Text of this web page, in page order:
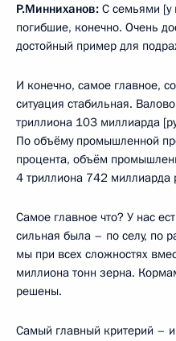
Р.Минниханов: С семьями [у
погибшие, конечно. Очень
достойный пример для
И конечно, самое главное,
ситуация стабильная.
триллиона 103 миллиарда
По объёму промышленной
процента, объём
4 триллиона 742 миллиарда
Самое главное что? У нас
сильная была – по селу, по
мы при всех сложностях
миллиона тонн зерна.
решены.
Самый главный критерий –